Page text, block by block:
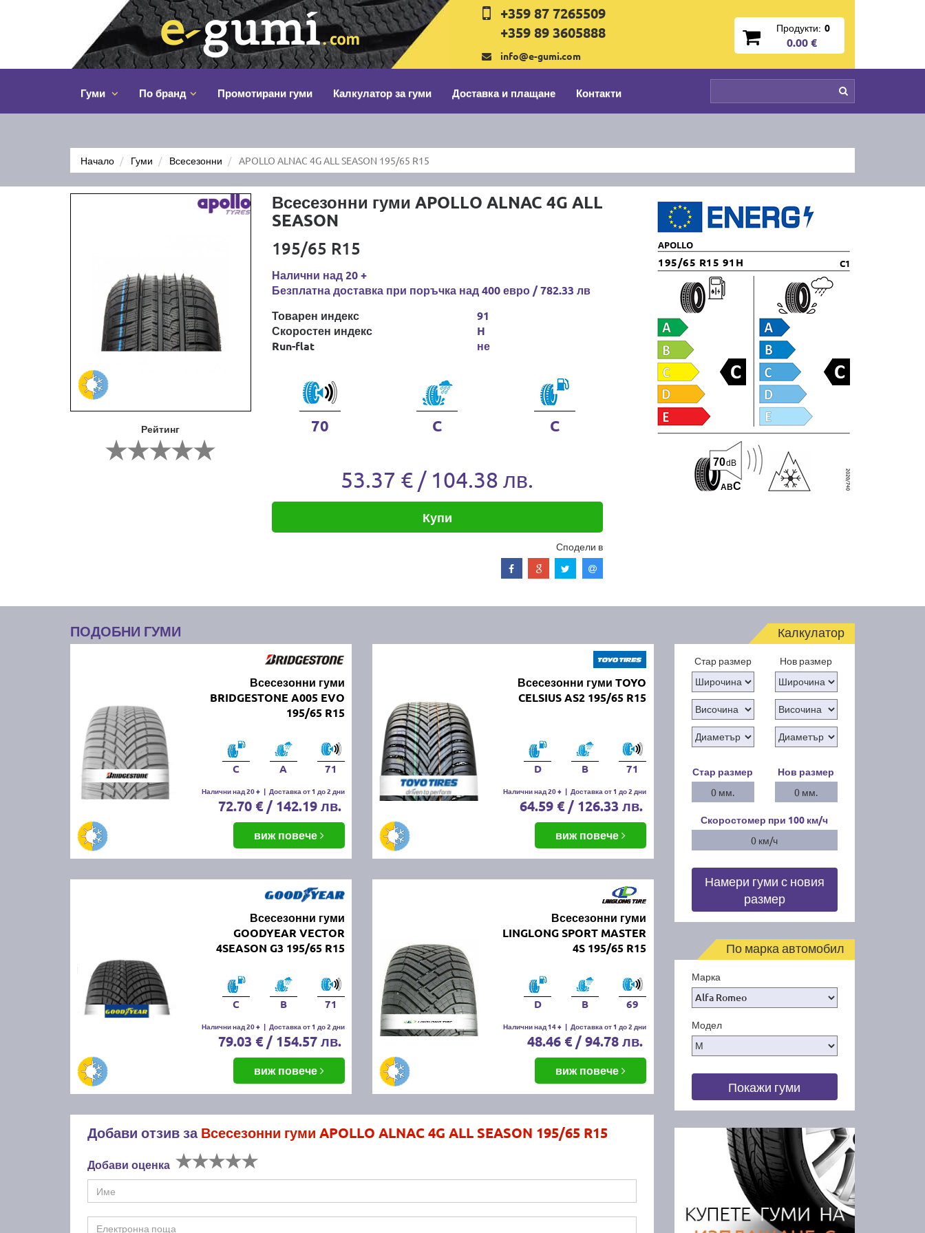
+359 87 7265509
+359 89 3605888
info@e-gumi.com
Продукти: 0
0.00 €
Гуми По бранд Промотирани гуми Калкулатор за гуми Доставка и плащане Контакти
Начало Гуми Всесезонни APOLLO ALNAC 4G ALL SEASON 195/65 R15
Рейтинг
Всесезонни гуми APOLLO ALNAC 4G ALL
SEASON
195/65 R15
Налични над 20 +
Безплатна доставка при поръчка над 400 евро / 782.33 лв
Товарен индекс
Скоростен индекс
Run-flat
91
H
не
70 C C
53.37 € / 104.38 лв.
Купи
Сподели в
APOLLO
195/65 R15 91H C1
A BC
70dB
ПОДОБНИ ГУМИ
Всесезонни гуми
BRIDGESTONE A005 EVO
195/65 R15
C A 71
Налични над 20 + | Доставка от 1 до 2 дни
72.70 € / 142.19 лв.
виж повече
Всесезонни гуми TOYO
CELSIUS AS2 195/65 R15
D B 71
Налични над 20 + | Доставка от 1 до 2 дни
64.59 € / 126.33 лв.
виж повече
Всесезонни гуми
GOODYEAR VECTOR
4SEASON G3 195/65 R15
C B 71
Налични над 20 + | Доставка от 1 до 2 дни
79.03 € / 154.57 лв.
виж повече
Всесезонни гуми
LINGLONG SPORT MASTER
4S 195/65 R15
D B 69
Налични над 14 + | Доставка от 1 до 2 дни
48.46 € / 94.78 лв.
виж повече
Добави отзив заВсесезонни гуми APOLLO ALNAC 4G ALL SEASON 195/65 R15
Добави оценка
Калкулатор
Стар размер Нов размер
Стар размер
0 мм.
Нов размер
0 мм.
Скоростомер при 100 км/ч
0 км/ч
Намери гуми с новия
размер
По марка автомобил
Марка
Модел
Покажи гуми